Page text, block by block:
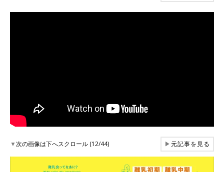
▼次の画像は下へスクロール (12/44) ▶元記事を見る